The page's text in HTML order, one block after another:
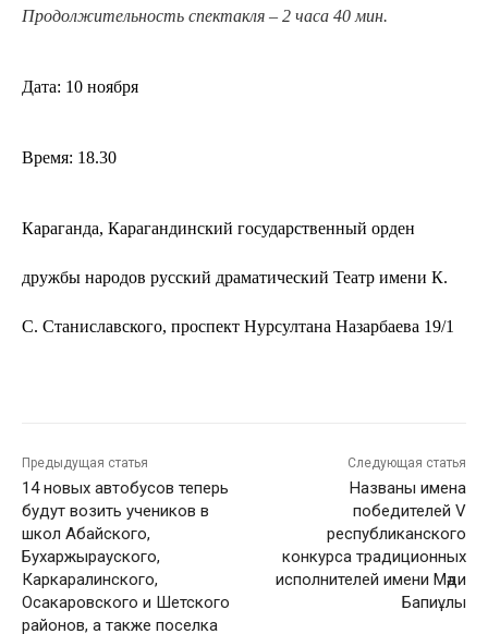
Продолжительность спектакля – 2 часа 40 мин.
Дата: 10 ноября
Время: 18.30
Караганда, Карагандинский государственный орден
дружбы народов русский драматический Театр имени К.
С. Станиславского, проспект Нурсултана Назарбаева 19/1
Предыдущая статья
14 новых автобусов теперь
будут возить учеников в
школ Абайского,
Бухаржырауского,
Каркаралинского,
Осакаровского и Шетского
районов, а также поселка
Следующая статья
Названы имена
победителей V
республиканского
конкурса традиционных
исполнителей имени Мәди
Бапиұлы